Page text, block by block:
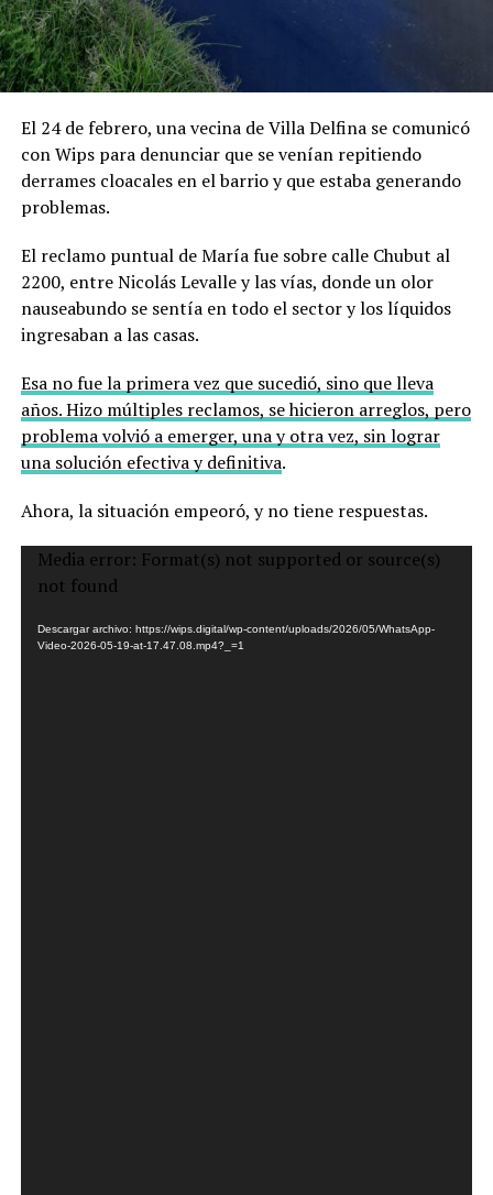
El 24 de febrero, una vecina de Villa Delfina se comunicó
con Wips para denunciar que se venían repitiendo
derrames cloacales en el barrio y que estaba generando
problemas.
El reclamo puntual de María fue sobre calle Chubut al
2200, entre Nicolás Levalle y las vías, donde un olor
nauseabundo se sentía en todo el sector y los líquidos
ingresaban a las casas.
Esa no fue la primera vez que sucedió, sino que lleva
años. Hizo múltiples reclamos, se hicieron arreglos, pero
problema volvió a emerger, una y otra vez, sin lograr
una solución efectiva y definitiva.
Ahora, la situación empeoró, y no tiene respuestas.
Reproductor
Media error: Format(s) not supported or source(s)
not found
Descargar archivo: https://wips.digital/wp-content/uploads/2026/05/WhatsApp-
Video-2026-05-19-at-17.47.08.mp4?_=1